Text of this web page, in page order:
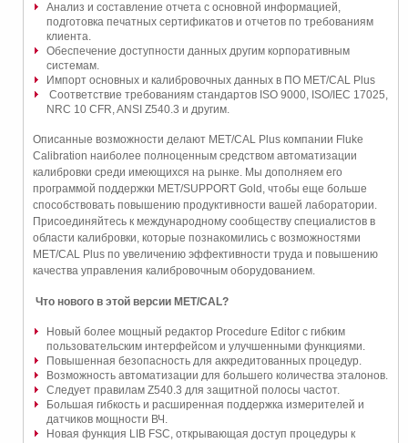
Анализ и составление отчета с основной информацией,
подготовка печатных сертификатов и отчетов по требованиям
клиента.
Обеспечение доступности данных другим корпоративным
системам.
Импорт основных и калибровочных данных в ПО MET/CAL Plus
Соответствие требованиям стандартов ISO 9000, ISO/IEC 17025,
NRC 10 CFR, ANSI Z540.3 и другим.
Описанные возможности делают MET/CAL Plus компании Fluke
Calibration наиболее полноценным средством автоматизации
калибровки среди имеющихся на рынке. Мы дополняем его
программой поддержки MET/SUPPORT Gold, чтобы еще больше
способствовать повышению продуктивности вашей лаборатории.
Присоединяйтесь к международному сообществу специалистов в
области калибровки, которые познакомились с возможностями
MET/CAL Plus по увеличению эффективности труда и повышению
качества управления калибровочным оборудованием.
Что нового в этой версии MET/CAL?
Новый более мощный редактор Procedure Editor с гибким
пользовательским интерфейсом и улучшенными функциями.
Повышенная безопасность для аккредитованных процедур.
Возможность автоматизации для большего количества эталонов.
Следует правилам Z540.3 для защитной полосы частот.
Большая гибкость и расширенная поддержка измерителей и
датчиков мощности ВЧ.
Новая функция LIB FSC, открывающая доступ процедуры к